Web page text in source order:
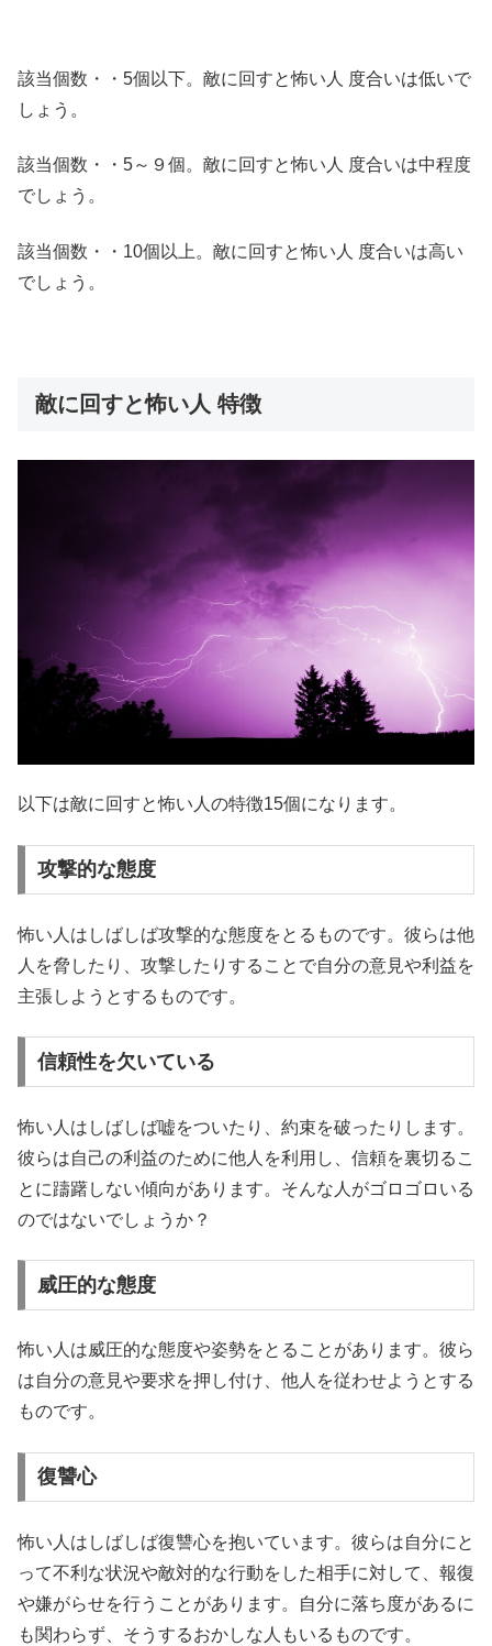
該当個数・・5個以下。 敵に回すと怖い人 度合いは低いで
しょう。
該当個数・・5～９個。 敵に回すと怖い人 度合いは中程度
でしょう。
該当個数・・10個以上。 敵に回すと怖い人 度合いは高い
でしょう。
敵に回すと怖い人 特徴
以下は敵に回すと怖い人の特徴15個になります。
攻撃的な態度
怖い人はしばしば攻撃的な態度をとるものです。彼らは他
人を脅したり、攻撃したりすることで自分の意見や利益を
主張しようとするものです。
信頼性を欠いている
怖い人はしばしば嘘をついたり、約束を破ったりします。
彼らは自己の利益のために他人を利用し、信頼を裏切るこ
とに躊躇しない傾向があります。そんな人がゴロゴロいる
のではないでしょうか？
威圧的な態度
怖い人は威圧的な態度や姿勢をとることがあります。彼ら
は自分の意見や要求を押し付け、他人を従わせようとする
ものです。
復讐心
怖い人はしばしば復讐心を抱いています。彼らは自分にと
って不利な状況や敵対的な行動をした相手に対して、報復
や嫌がらせを行うことがあります。自分に落ち度があるに
も関わらず、そうするおかしな人もいるものです。